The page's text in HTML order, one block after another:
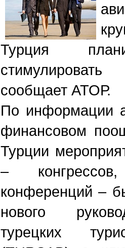
Турция
сообщает АТОР.
По информации
финансовом
Турции
–
конференций –
нового
турецких